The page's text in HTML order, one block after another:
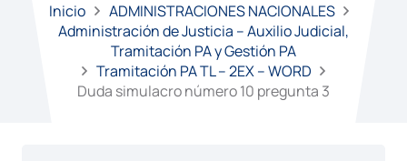
Inicio
ADMINISTRACIONES NACIONALES
Administración de Justicia – Auxilio Judicial,
Tramitación PA y Gestión PA
Tramitación PA TL – 2EX – WORD
Duda simulacro número 10 pregunta 3